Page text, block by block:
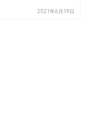
2021年6月19日